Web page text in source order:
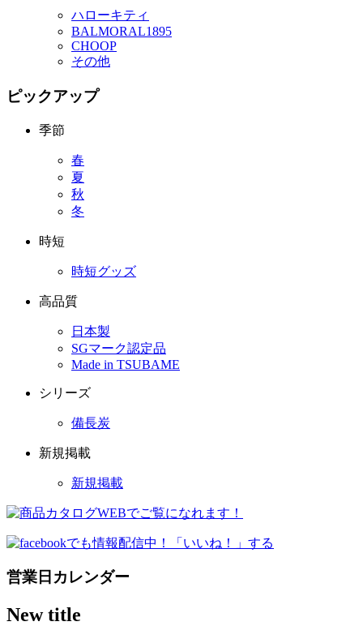
ハローキティ
BALMORAL1895
CHOOP
その他
ピックアップ
季節
春
夏
秋
冬
時短
時短グッズ
高品質
日本製
SGマーク認定品
Made in TSUBAME
シリーズ
備長炭
新規掲載
新規掲載
営業日カレンダー
New title